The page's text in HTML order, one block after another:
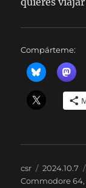
Compárteme:
Autor
csr
Publicado
el
2024.10.7
Commodore 64